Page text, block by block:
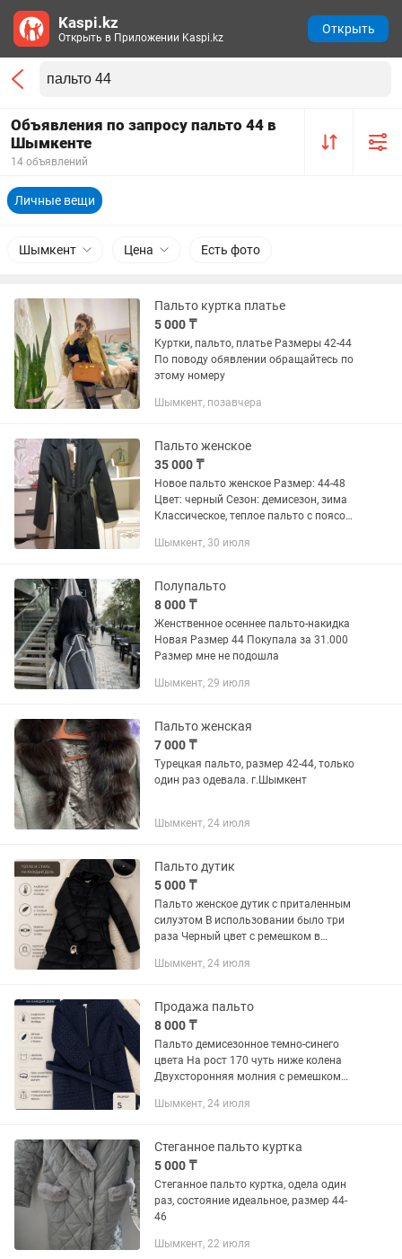
Объявления по запросу пальто 44 в
Шымкенте
14 объявлений
Личные вещи
Шымкент Цена Есть фото
Пальто куртка платье
5 000 ₸
Куртки, пальто, платье Размеры 42-44
По поводу обявлении обращайтесь по
этому номеру
Шымкент, позавчера
Пальто женское
35 000 ₸
Новое пальто женское Размер: 44-48
Цвет: черный Сезон: демисезон, зима
Классическое, теплое пальто с поясом
Шымкент, 30 июля
Полупальто
8 000 ₸
Женственное осеннее пальто-накидка
Новая Размер 44 Покупала за 31.000
Размер мне не подошла
Шымкент, 29 июля
Пальто женская
7 000 ₸
Турецкая пальто, размер 42-44, только
один раз одевала. г.Шымкент
Шымкент, 24 июля
Пальто дутик
5 000 ₸
Пальто женское дутик с приталенным
силуэтом В использовании было три
раза Черный цвет с ремешком в
защищает от ветра Размер 44 Длина
Шымкент, 24 июля
Продажа пальто
8 000 ₸
Пальто демисезонное темно-синего
цвета На рост 170 чуть ниже колена
Двухсторонняя молния с ремешком
неподходящий стиль Производство
Шымкент, 24 июля
Стеганное пальто куртка
5 000 ₸
Стеганное пальто куртка, одела один
раз, состояние идеальное, размер 44-
46
Шымкент, 22 июля
Kaspi.kz
Открыть в Приложении Kaspi.kz
Открыть